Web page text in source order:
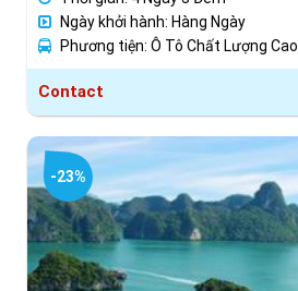
Ngày khởi hành: Hàng Ngày
Phương tiện: Ô Tô Chất Lượng Cao
Contact
-23%